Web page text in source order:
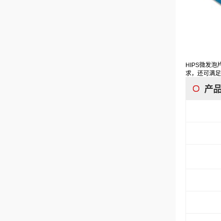
HIPS微发泡
求，还可满
产